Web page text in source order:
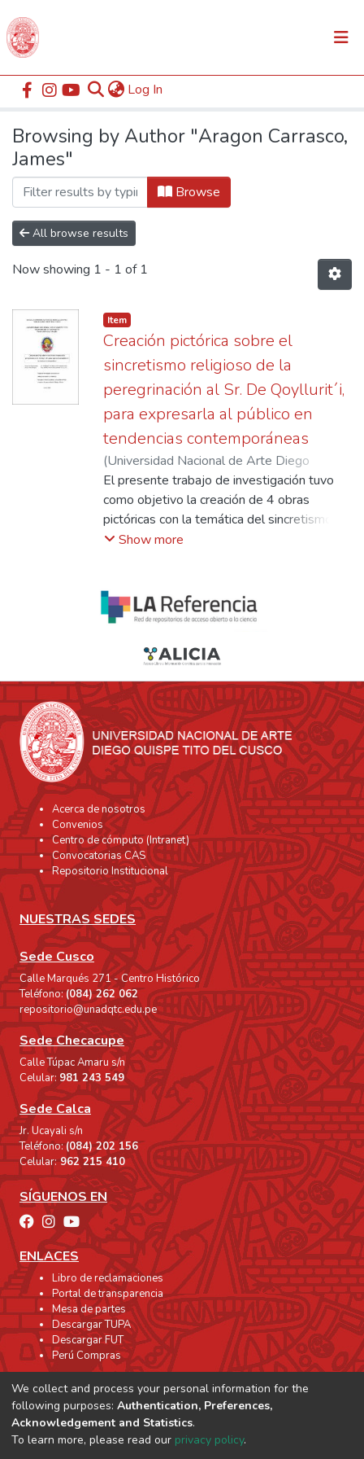
Log In
Communities & Collections
All of DSpace
Home Browse by Author
Browsing by Author "Aragon Carrasco,
James"
Browse
All browse results
Now showing 1 - 1 of 1
Item
Creación pictórica sobre el
sincretismo religioso de la
peregrinación al Sr. De Qoyllurit´i,
para expresarla al público en
tendencias contemporáneas
(Universidad Nacional de Arte Diego
Quispe Tito del Cusco, 2024-08-21 )
Aragon Carrasco, James;Leon Maristany,
Enrique Alonzo; Champi Huillca, Doris
Armanda
El presente trabajo de investigación tuvo
como objetivo la creación de 4 obras
pictóricas con la temática del sincretismo
religioso de la peregrinación al Sr. de
simbólicos que pudimos apreciar en las
vestimentas de los danzantes, celadores y
estudio bibliográfico de las particularidades
los pies del nevado Qolqepunku. Para la
lectura interpretativa de cada obra se utilizó
el método iconográfico e iconológico el
mismo que consiste en el estudio
descriptivo y clasificatorio de los elementos
representados en la obra, que se resume en
un discurso crítico, asimismo, se profundiza
también el conjunto de las obras a través
de la descripción e interpretación de
distintas categorías, así como la relación
entre éstas. con la finalidad lo lograr su
entendimiento por parte del público en
general. La investigación partió de la teoría
que tanto rituales andinos prehispánicos
como es el culto a la montaña, la reverencia
a la salida del sol y las ofrendas, se fusionan
con cultos católicos contemporáneos como
la veneración a la figura del Sr. de Qoyllurit´i,
la celebración de la misa y los rezos a las
cruces. A partir de esta premisa y del
interés que genera el sincretismo religioso
como una expresión de nuestra identidad.
Como conclusión podemos afirmar que la
elección de este tema fue positivo por la
gran variedad de elementos simbólicos
encontrados y sus innumerables
posibilidades estéticas.
Show more
Acerca de nosotros
Convenios
Centro de cómputo (Intranet)
Convocatorias CAS
Repositorio Institucional
NUESTRAS SEDES
Sede Cusco
Calle Marqués 271 - Centro Histórico
Teléfono:(084) 262 062
repositorio@unadqtc.edu.pe
Sede Checacupe
Calle Túpac Amaru s/n
Celular: 981 243 549
Sede Calca
Jr. Ucayali s/n
Teléfono:(084) 202 156
Celular:962 215 410
SÍGUENOS EN
ENLACES
Libro de reclamaciones
Portal de transparencia
Mesa de partes
Descargar TUPA
Descargar FUT
Perú Compras
We collect and process your personal information for the
following purposes: Authentication, Preferences,
Acknowledgement and Statistics.
To learn more, please read our privacy policy.